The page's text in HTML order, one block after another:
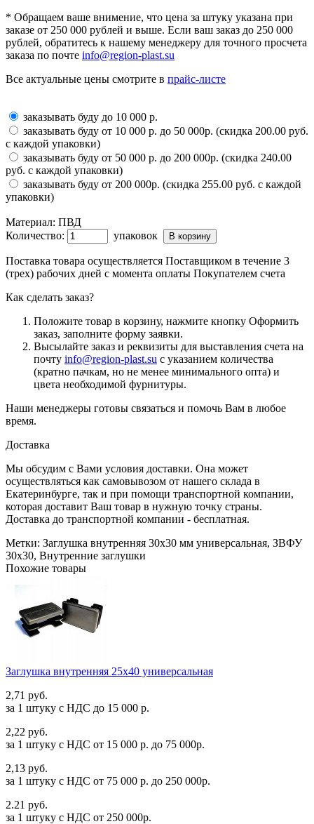
* Обращаем ваше внимение, что цена за штуку указана при
заказе от 250 000 рублей и выше. Если ваш заказ до 250 000
рублей, обратитесь к нашему менеджеру для точного просчета
заказа по почте info@region-plast.su
Все актуальные цены смотрите в прайс-листе
заказывать буду до 10 000 р.
заказывать буду от 10 000 р. до 50 000р. (скидка 200.00 руб.
с каждой упаковки)
заказывать буду от 50 000 р. до 200 000р. (скидка 240.00
руб. с каждой упаковки)
заказывать буду от 200 000р. (скидка 255.00 руб. с каждой
упаковки)
Материал: ПВД
Количество:
упаковок
Поставка товара осуществляется Поставщиком в течение 3
(трех) рабочих дней с момента оплаты Покупателем счета
Как сделать заказ?
Положите товар в корзину, нажмите кнопку Оформить
заказ, заполните форму заявки.
Высылайте заказ и реквизиты для выставления счета на
почту info@region-plast.su с указанием количества
(кратно пачкам, но не менее минимального опта) и
цвета необходимой фурнитуры.
Наши менеджеры готовы связаться и помочь Вам в любое
время.
Доставка
Мы обсудим с Вами условия доставки. Она может
осуществляться как самовывозом от нашего склада в
Екатеринбурге, так и при помощи транспортной компании,
которая доставит Ваш товар в нужную точку страны.
Доставка до транспортной компании - бесплатная.
Метки: Заглушка внутренняя 30х30 мм универсальная, ЗВФУ
30х30, Внутренние заглушки
Похожие товары
Заглушка внутренняя 25х40 универсальная
2,71 руб.
за 1 штуку c НДС до 15 000 р.
2,22 руб.
за 1 штуку c НДС от 15 000 р. до 75 000р.
2,13 руб.
за 1 штуку c НДС от 75 000 р. до 250 000р.
2.21 руб.
за 1 штуку c НДС от 250 000р.